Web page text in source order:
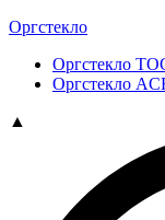
Оргстекло
Оргстекло
Оргстекло
▲